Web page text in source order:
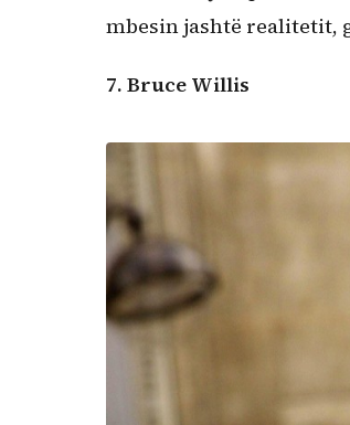
mbesin jashtë realitetit,
7. Bruce Willis